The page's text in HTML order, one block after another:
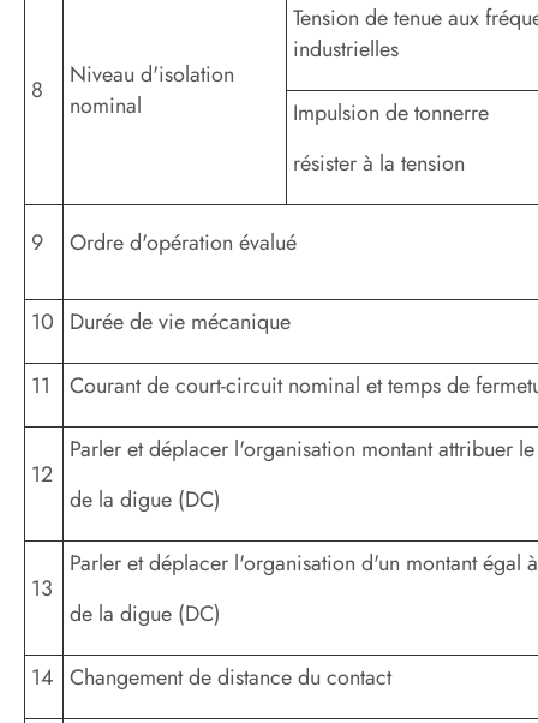
8
Niveau d'isolation
nominal
Tension de tenue aux
industrielles
Impulsion de tonnerre
résister à la tension
9 Ordre d'opération évalué
10 Durée de vie mécanique
11 Courant de court-circuit nominal et temps de
12
Parler et déplacer l'organisation montant attribuer
de la digue (DC)
13
Parler et déplacer l'organisation d'un montant égal
de la digue (DC)
14 Changement de distance du contact